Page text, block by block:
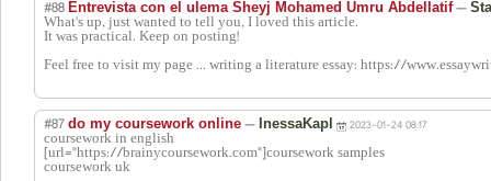
#88 Entrevista con el ulema Sheyj Mohamed Umru Abdellatif—
What's up, just wanted to tell you, I loved this article.
It was practical. Keep on posting!
Feel free to visit my page ... writing a literature essay: https://
#87 do my coursework online — InessaKapl 2023-01-24 08:17
coursework in english
[url="https://brainycoursework.com"]coursework samples
coursework uk